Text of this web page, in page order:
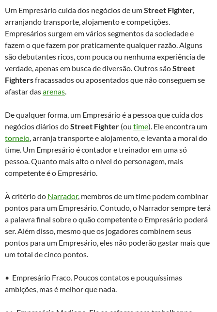
Um Empresário cuida dos negócios de umStreet Fighter
arranjando transporte, alojamento e competições.
Empresários surgem em vários segmentos da sociedade e
fazem o que fazem por praticamente qualquer razão. Alguns
são debutantes ricos, com pouca ou nenhuma experiência de
verdade, apenas em busca de diversão. Outros sãoStreet
Fightersfracassados ou aposentados que não conseguem se
afastar dasarenas
De qualquer forma, um Empresário é a pessoa que cuida dos
negócios diários doStreet Fighter (ou time). Ele encontra um
torneio , arranja transporte e alojamento, e levanta a moral do
time. Um Empresário é contador e treinador em uma só
pessoa. Quanto mais alto o nível do personagem, mais
competente é o Empresário.
À critério do Narrador, membros de um time podem combinar
pontos para um Empresário. Contudo, o Narrador sempre terá
a palavra final sobre o quão competente o Empresário poderá
ser. Além disso, mesmo que os jogadores combinem seus
pontos para um Empresário, eles não poderão gastar mais que
um total de cinco pontos.
• Empresário Fraco. Poucos contatos e pouquíssimas
ambições, mas é melhor que nada.